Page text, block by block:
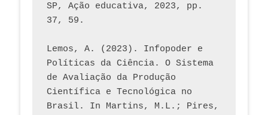
SP, Ação educativa, 2023, pp.
37, 59.
Lemos, A. (2023). Infopoder e
Políticas da Ciência. O Sistema
de Avaliação da Produção
Científica e Tecnológica no
Brasil. In Martins, M.L.; Pires,